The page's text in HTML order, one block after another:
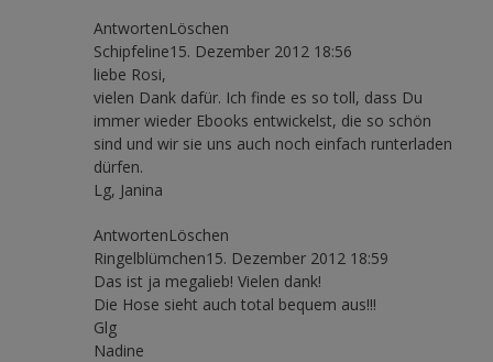
AntwortenLöschen
Schipfeline15. Dezember 2012 18:56
liebe Rosi,
vielen Dank dafür. Ich finde es so toll, dass Du
immer wieder Ebooks entwickelst, die so schön
sind und wir sie uns auch noch einfach runterladen
dürfen.
Lg, Janina
AntwortenLöschen
Ringelblümchen15. Dezember 2012 18:59
Das ist ja megalieb! Vielen dank!
Die Hose sieht auch total bequem aus!!!
Glg
Nadine